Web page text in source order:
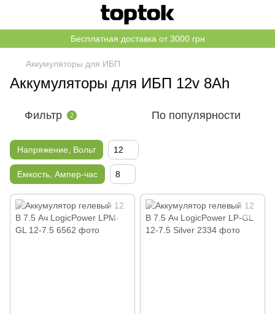
Бесплатная доставка от 3000 грн
Аккумуляторы для ИБП
Аккумуляторы для ИБП 12v 8Ah
Фильтр 2 По популярности
Напряжение, Вольт 12
Емкость, Ампер-час 8